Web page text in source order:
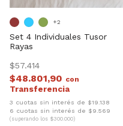
Set 4 Individuales Tusor
Rayas
$57.414
$48.801,90 con
3 cuotas sin interés de $19.138
6 cuotas sin interés de $9.569
(superando los $300.000)
+2